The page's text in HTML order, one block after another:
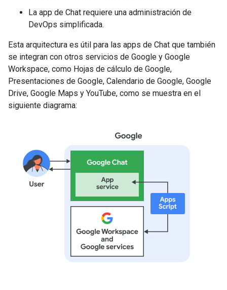
La app de Chat requiere una administración de
DevOps simplificada.
Esta arquitectura es útil para las apps de Chat que también
se integran con otros servicios de Google y Google
Workspace, como Hojas de cálculo de Google,
Presentaciones de Google, Calendario de Google, Google
Drive, Google Maps y YouTube, como se muestra en el
siguiente diagrama: